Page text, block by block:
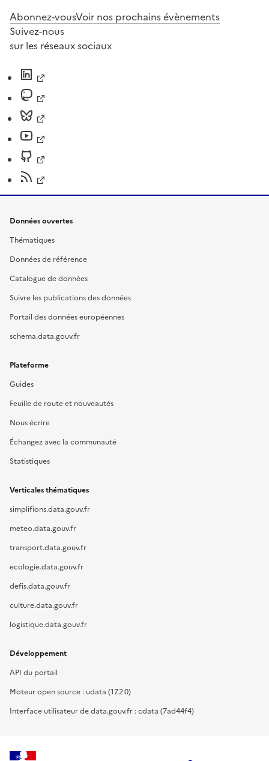
Abonnez-vousVoir nos prochains évènements
Suivez-nous
sur les réseaux sociaux
Données ouvertes
Thématiques
Données de référence
Catalogue de données
Suivre les publications des données
Portail des données européennes
schema.data.gouv.fr
Plateforme
Guides
Feuille de route et nouveautés
Nous écrire
Échangez avec la communauté
Statistiques
Verticales thématiques
simplifions.data.gouv.fr
meteo.data.gouv.fr
transport.data.gouv.fr
ecologie.data.gouv.fr
defis.data.gouv.fr
culture.data.gouv.fr
logistique.data.gouv.fr
Développement
API du portail
Moteur open source : udata (17.2.0)
Interface utilisateur de data.gouv.fr : cdata (7ad44f4)